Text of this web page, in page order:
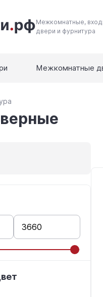
Межкомнатные,
двери и фурнитура
Межкомнатные